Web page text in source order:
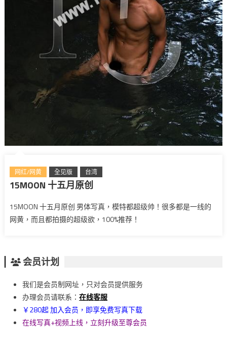
网红/网黄 全见版 台湾
15MOON 十五月原创
15MOON 十五月原创 男体写真，模特都超级帅！很多都是一线的
网黄，而且都拍摄的超级欲，100%推荐！
会员计划
我们是会员制网址，只对会员提供服务
办理会员请联系： 在线客服
￥280起 加入会员，即享免费写真下载
在线写真+视频上线，立刻升级至尊会员